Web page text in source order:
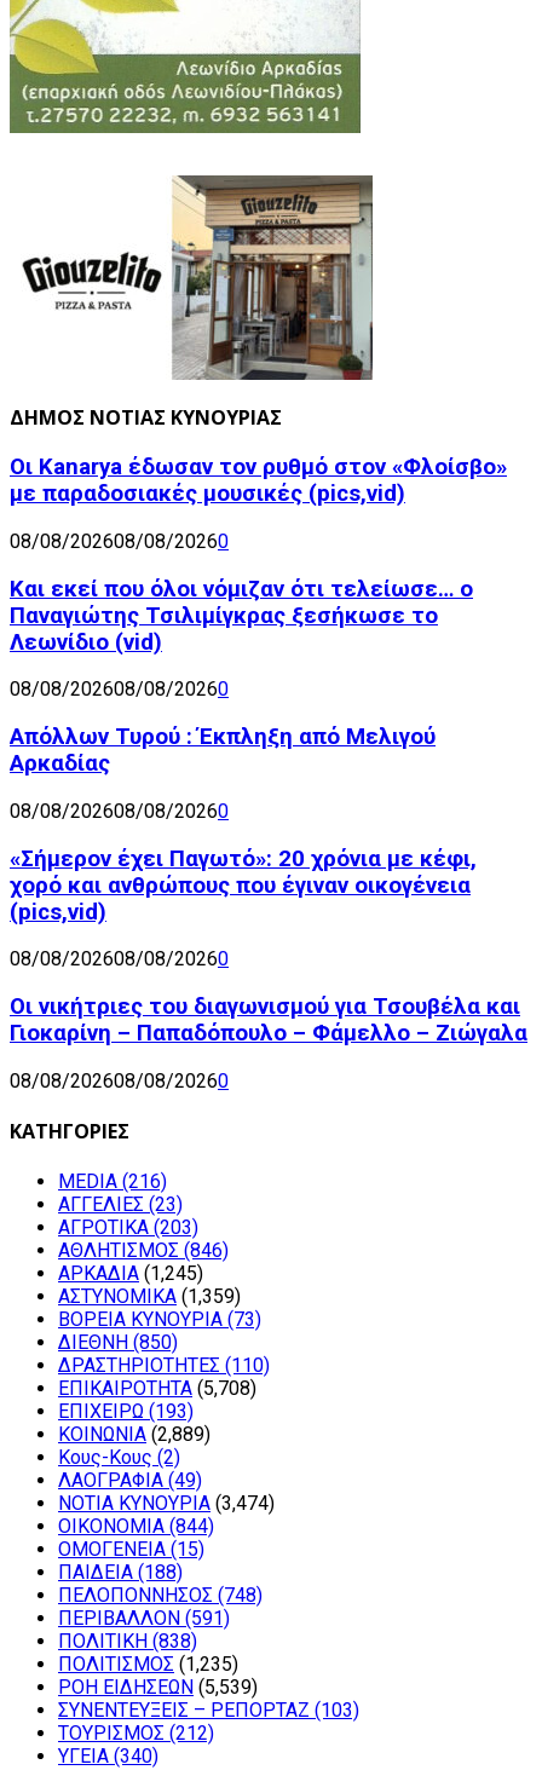
ΔΗΜΟΣ ΝΟΤΙΑΣ ΚΥΝΟΥΡΙΑΣ
Οι Kanarya έδωσαν τον ρυθμό στον «Φλοίσβο»
με παραδοσιακές μουσικές (pics,vid)
08/08/202608/08/20260
Και εκεί που όλοι νόμιζαν ότι τελείωσε… ο
Παναγιώτης Τσιλιμίγκρας ξεσήκωσε το
Λεωνίδιο (vid)
08/08/202608/08/20260
Απόλλων Τυρού : Έκπληξη από Μελιγού
Αρκαδίας
08/08/202608/08/20260
«Σήμερον έχει Παγωτό»: 20 χρόνια με κέφι,
χορό και ανθρώπους που έγιναν οικογένεια
(pics,vid)
08/08/202608/08/20260
Οι νικήτριες του διαγωνισμού για Τσουβέλα και
Γιοκαρίνη – Παπαδόπουλο – Φάμελλο – Ζιώγαλα
08/08/202608/08/20260
ΚΑΤΗΓΟΡΙΕΣ
MEDIA (216)
ΑΓΓΕΛΙΕΣ (23)
ΑΓΡΟΤΙΚΑ (203)
ΑΘΛΗΤΙΣΜΟΣ (846)
ΑΡΚΑΔΙΑ (1,245)
ΑΣΤΥΝΟΜΙΚΑ (1,359)
ΒΟΡΕΙΑ ΚΥΝΟΥΡΙΑ (73)
ΔΙΕΘΝΗ (850)
ΔΡΑΣΤΗΡΙΟΤΗΤΕΣ (110)
ΕΠΙΚΑΙΡΟΤΗΤΑ (5,708)
ΕΠΙΧΕΙΡΩ (193)
ΚΟΙΝΩΝΙΑ (2,889)
Κους-Κους (2)
ΛΑΟΓΡΑΦΙΑ (49)
ΝΟΤΙΑ ΚΥΝΟΥΡΙΑ (3,474)
ΟΙΚΟΝΟΜΙΑ (844)
ΟΜΟΓΕΝΕΙΑ (15)
ΠΑΙΔΕΙΑ (188)
ΠΕΛΟΠΟΝΝΗΣΟΣ (748)
ΠΕΡΙΒΑΛΛΟΝ (591)
ΠΟΛΙΤΙΚΗ (838)
ΠΟΛΙΤΙΣΜΟΣ (1,235)
ΡΟΗ ΕΙΔΗΣΕΩΝ (5,539)
ΣΥΝΕΝΤΕΥΞΕΙΣ – ΡΕΠΟΡΤΑΖ (103)
ΤΟΥΡΙΣΜΟΣ (212)
ΥΓΕΙΑ (340)